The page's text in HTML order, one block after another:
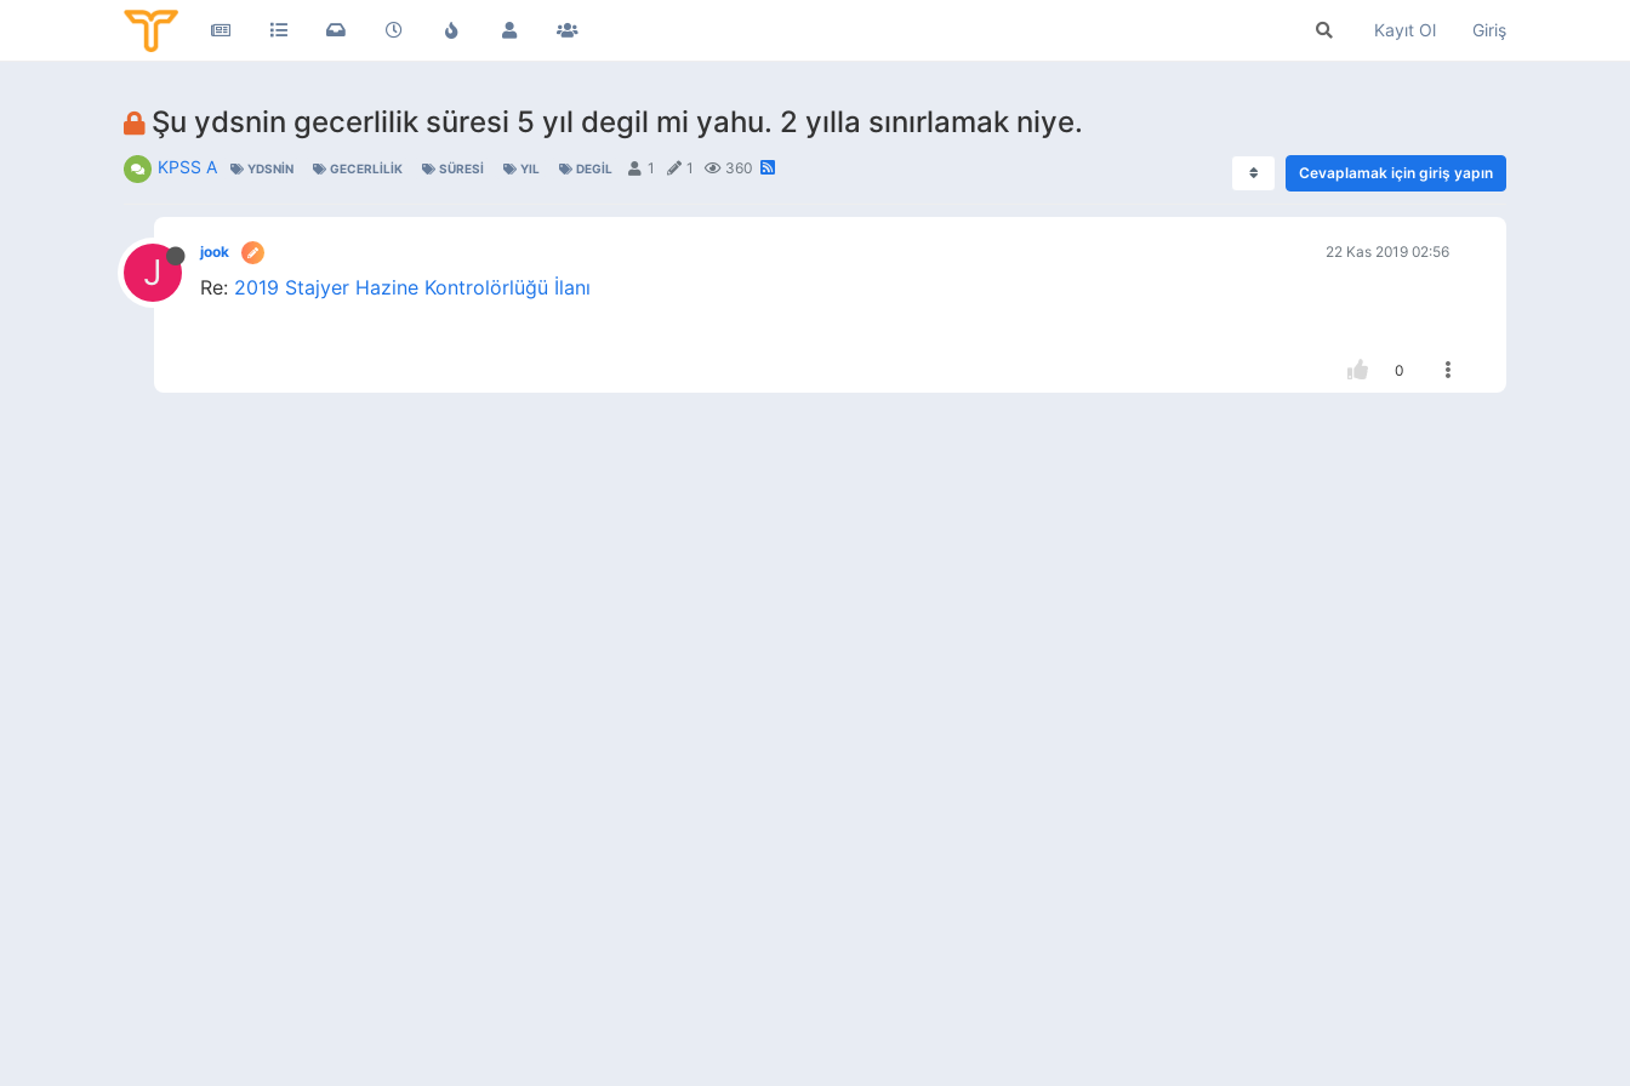
Kayıt Ol Giriş
Şu ydsnin gecerlilik süresi 5 yıl degil mi yahu. 2 yılla sınırlamak niye.
KPSS A YDSNIN GECERLILIK SÜRESI YIL DEGIL 1 1 360 Cevaplamak için giriş yapın
J jook 22 Kas 2019 02:56
Re: 2019 Stajyer Hazine Kontrolörlüğü İlanı
0